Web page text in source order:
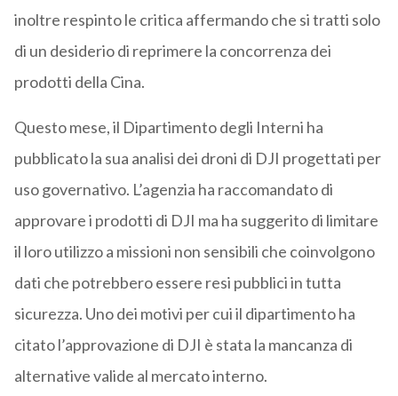
inoltre respinto le critica affermando che si tratti solo
di un desiderio di reprimere la concorrenza dei
prodotti della Cina.
Questo mese, il Dipartimento degli Interni ha
pubblicato la sua analisi dei droni di DJI progettati per
uso governativo. L’agenzia ha raccomandato di
approvare i prodotti di DJI ma ha suggerito di limitare
il loro utilizzo a missioni non sensibili che coinvolgono
dati che potrebbero essere resi pubblici in tutta
sicurezza. Uno dei motivi per cui il dipartimento ha
citato l’approvazione di DJI è stata la mancanza di
alternative valide al mercato interno.